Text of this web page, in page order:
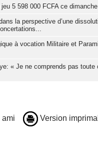
5 598 000 FCFA ce
la perspective d’une
à vocation Militaire et
« Je ne comprends pas toute
ami Version